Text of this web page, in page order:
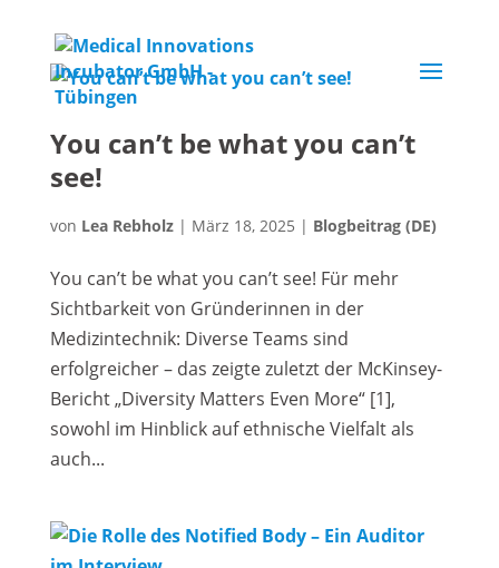
You can’t be what you can’t
see!
von Lea Rebholz| März 18, 2025 | Blogbeitrag (DE)
You can’t be what you can’t see! Für mehr
Sichtbarkeit von Gründerinnen in der
Medizintechnik: Diverse Teams sind
erfolgreicher – das zeigte zuletzt der McKinsey-
Bericht „Diversity Matters Even More“ [1],
sowohl im Hinblick auf ethnische Vielfalt als
auch...